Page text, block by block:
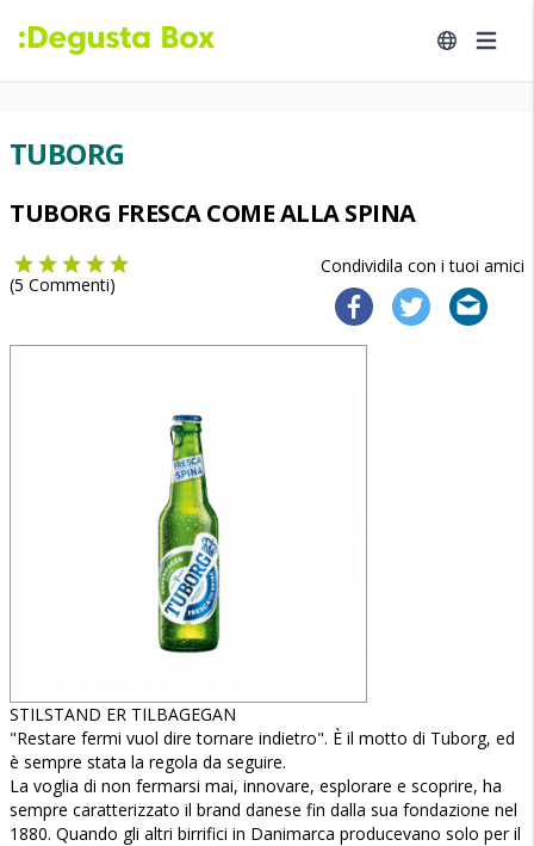
TUBORG
TUBORG FRESCA COME ALLA SPINA
Condividila con i tuoi amici
(5 Commenti)
STILSTAND ER TILBAGEGAN
"Restare fermi vuol dire tornare indietro". È il motto di Tuborg, ed
è sempre stata la regola da seguire.
La voglia di non fermarsi mai, innovare, esplorare e scoprire, ha
sempre caratterizzato il brand danese fin dalla sua fondazione nel
1880. Quando gli altri birrifici in Danimarca producevano solo per il